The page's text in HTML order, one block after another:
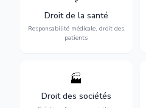
Droit de la santé
Responsabilité médicale, droit des
patients
médicales, responsabilité
des praticiens et
indemnisation.
🏭
Droit des sociétés
Structuration de votre
société : création, fusion-
acquisition, gouvernance et